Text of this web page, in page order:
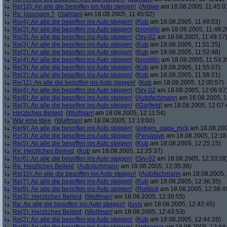
Re(10): An alle die besoffen ins Auto steigen! (Ardjan am 18.08.2005,
Re: lösungen ? (Sajhtam am 18.08.2005, 11:45:02)
Re(4): An alle die besoffen ins Auto steigen! (Kub am 18.08.2005, 11:48:03)
Re(2): An alle die besoffen ins Auto steigen! (promillo am 18.08.2005,
Re(3): An alle die besoffen ins Auto steigen! (Srv-02 am 18.08.2005, 11:49:17)
Re(3): An alle die besoffen ins Auto steigen! (Kub am 18.08.2005, 11:51:25)
Re(2): An alle die besoffen ins Auto steigen! (Kub am 18.08.2005, 11:52:48)
Re(4): An alle die besoffen ins Auto steigen! (promillo am 18.08.2005,
Re(3): An alle die besoffen ins Auto steigen! (Kub am 18.08.2005, 11:55:07)
Re(2): An alle die besoffen ins Auto steigen! (Kub am 18.08.2005, 11:58:21)
Re(11): An alle die besoffen ins Auto steigen! (Kub am 18.08.2005, 12:00:57)
Re(4): An alle die besoffen ins Auto steigen! (Srv-02 am 18.08.2005,
Re(8): An alle die besoffen ins Auto steigen! (Autofachmann am 18.08.2005,
Re(3): An alle die besoffen ins Auto steigen! (!Garfield! am 18.08.2005,
Herzliches Beileid (Wulfman! am 18.08.2005, 12:11:54)
Wär eine Idee (Wulfman! am 18.08.2005, 12:13:00)
Re(9): An alle die besoffen ins Auto steigen! (extrem_oaga_nick am
Re(3): An alle die besoffen ins Auto steigen! (Pervasive am 18.08.2005,
Re(5): An alle die besoffen ins Auto steigen! (Kub am 18.08.2005, 12:25:15)
Re: Herzliches Beileid (Kub am 18.08.2005, 12:25:37)
Re(6): An alle die besoffen ins Auto steigen! (Srv-02 am 18.08.2005,
Re: Herzliches Beileid (Autofachmann am 18.08.2005, 12:35:38)
Re(10): An alle die besoffen ins Auto steigen! (Autofachmann am
Re(7): An alle die besoffen ins Auto steigen! (Kub am 18.08.2005, 12:36:35)
Re(8): An alle die besoffen ins Auto steigen! (Roliboli am 18.08.2005,
Re(2): Herzliches Beileid (Wulfman! am 18.08.2005, 12:39:55)
Re: An alle die besoffen ins Auto steigen! (tuvix am 18.08.2005, 12:42:45)
Re(2): Herzliches Beileid (Wulfman! am 18.08.2005, 12:43:53)
Re(2): An alle die besoffen ins Auto steigen! (Kub am 18.08.2005, 12:44:26)